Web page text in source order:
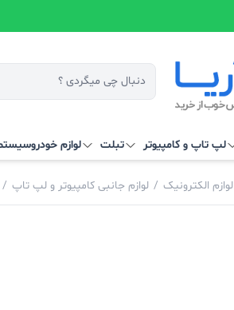
لپ تاپ و کامپیوتر تبلت لوازم خودروسیستم‌
لوازم الکترونیک / لوازم جانبی کامپیوتر و لپ تاپ /